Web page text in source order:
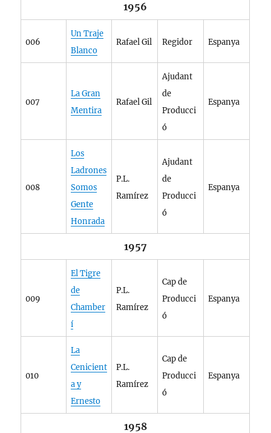
1956
006
Un Traje
Blanco
Rafael Gil Regidor Espanya
007
La Gran
Mentira
Rafael Gil
Ajudant
de
Producci
ó
Espanya
008
Los
Ladrones
Somos
Gente
Honrada
P.L.
Ramírez
Ajudant
de
Producci
ó
Espanya
1957
009
El Tigre
de
Chamber
í
P.L.
Ramírez
Cap de
Producci
ó
Espanya
010
La
Cenicient
a y
Ernesto
P.L.
Ramírez
Cap de
Producci
ó
Espanya
1958